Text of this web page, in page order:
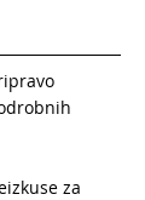
za